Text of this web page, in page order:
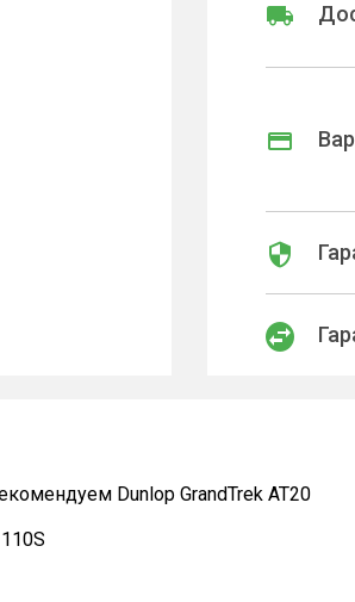
Dunlop GrandTrek AT20